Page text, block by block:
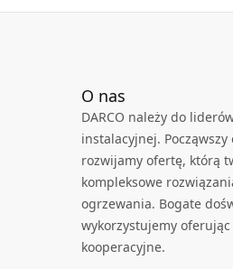
O nas
DARCO należy do
instalacyjnej.
rozwijamy ofertę, którą
kompleksowe
ogrzewania. Bogate
wykorzystujemy oferując
kooperacyjne.